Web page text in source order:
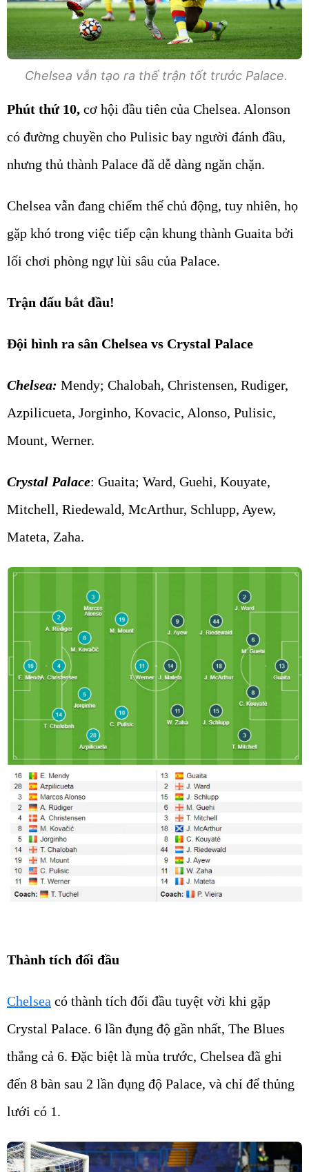
Chelsea vẫn tạo ra thế trận tốt trước Palace.
Phút thứ 10, cơ hội đầu tiên của Chelsea. Alonson
có đường chuyền cho Pulisic bay người đánh đầu,
nhưng thủ thành Palace đã dễ dàng ngăn chặn.
Chelsea vẫn đang chiếm thế chủ động, tuy nhiên, họ
gặp khó trong việc tiếp cận khung thành Guaita bởi
lối chơi phòng ngự lùi sâu của Palace.
Trận đấu bắt đầu!
Đội hình ra sân Chelsea vs Crystal Palace
Chelsea: Mendy; Chalobah, Christensen, Rudiger,
Azpilicueta, Jorginho, Kovacic, Alonso, Pulisic,
Mount, Werner.
Crystal Palace: Guaita; Ward, Guehi, Kouyate,
Mitchell, Riedewald, McArthur, Schlupp, Ayew,
Mateta, Zaha.
Thành tích đối đầu
Chelsea có thành tích đối đầu tuyệt vời khi gặp
Crystal Palace. 6 lần đụng độ gần nhất, The Blues
thắng cả 6. Đặc biệt là mùa trước, Chelsea đã ghi
đến 8 bàn sau 2 lần đụng độ Palace, và chỉ để thủng
lưới có 1.